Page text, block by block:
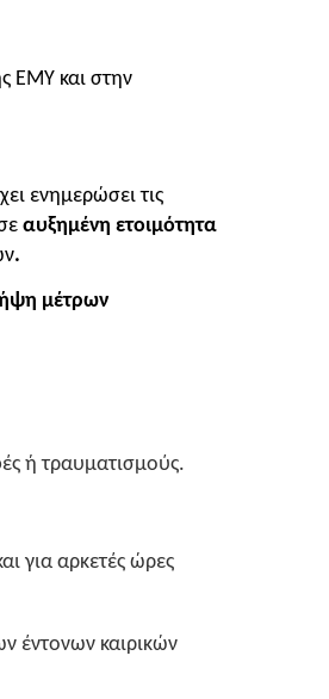
ΕΜΥ και στην
ενημερώσει τις
αυξημένη ετοιμότητα
.
μέτρων
ή τραυματισμούς.
για αρκετές ώρες
έντονων καιρικών